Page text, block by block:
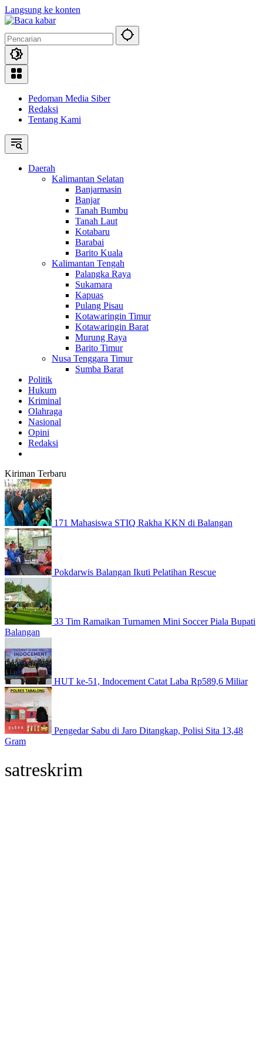
Langsung ke konten
Pedoman Media Siber
Redaksi
Tentang Kami
Daerah
Kalimantan Selatan
Banjarmasin
Banjar
Tanah Bumbu
Tanah Laut
Kotabaru
Barabai
Barito Kuala
Kalimantan Tengah
Palangka Raya
Sukamara
Kapuas
Pulang Pisau
Kotawaringin Timur
Kotawaringin Barat
Murung Raya
Barito Timur
Nusa Tenggara Timur
Sumba Barat
Politik
Hukum
Kriminal
Olahraga
Nasional
Opini
Redaksi
Kiriman Terbaru
171 Mahasiswa STIQ Rakha KKN di Balangan
Pokdarwis Balangan Ikuti Pelatihan Rescue
33 Tim Ramaikan Turnamen Mini Soccer Piala Bupati
Balangan
HUT ke-51, Indocement Catat Laba Rp589,6 Miliar
Pengedar Sabu di Jaro Ditangkap, Polisi Sita 13,48
Gram
satreskrim